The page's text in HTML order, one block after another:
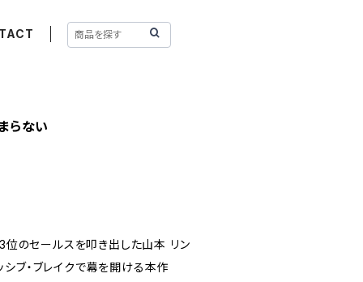
らない
位のセールスを叩き出した山本 リン
ブ・ブレイクで幕を開ける本作